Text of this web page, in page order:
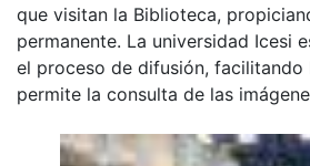
que visitan la Biblioteca,
permanente. La universidad Icesi
el proceso de difusión, facilitando
permite la consulta de las